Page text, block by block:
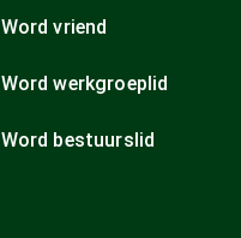
Word vriend
Word werkgroeplid
Word bestuurslid